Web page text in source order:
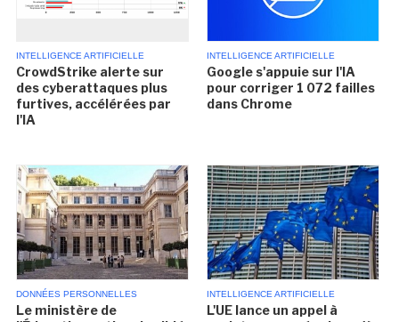
INTELLIGENCE ARTIFICIELLE
CrowdStrike alerte sur
des cyberattaques plus
furtives, accélérées par
l'IA
INTELLIGENCE ARTIFICIELLE
Google s'appuie sur l'IA
pour corriger 1 072 failles
dans Chrome
DONNÉES PERSONNELLES
Le ministère de
INTELLIGENCE ARTIFICIELLE
L'UE lance un appel à